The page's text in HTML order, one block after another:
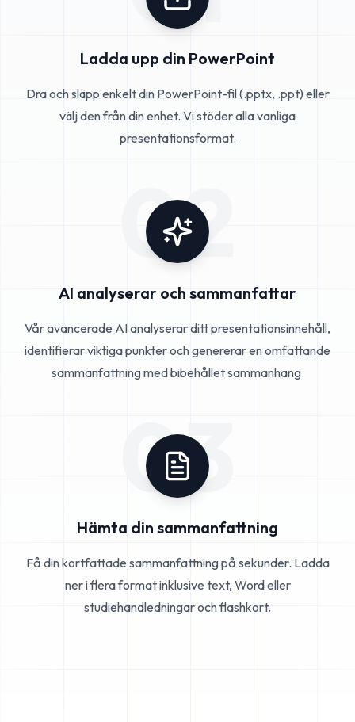
Ladda upp din PowerPoint
Dra och släpp enkelt din PowerPoint-fil (.pptx, .ppt) eller
välj den från din enhet. Vi stöder alla vanliga
presentationsformat.
02
AI analyserar och sammanfattar
Vår avancerade AI analyserar ditt presentationsinnehåll,
identifierar viktiga punkter och genererar en omfattande
sammanfattning med bibehållet sammanhang.
03
Hämta din sammanfattning
Få din kortfattade sammanfattning på sekunder. Ladda
ner i flera format inklusive text, Word eller
studiehandledningar och flashkort.